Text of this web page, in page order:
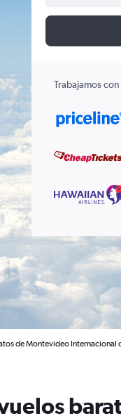
Trabajamos
de Montevideo Internacional